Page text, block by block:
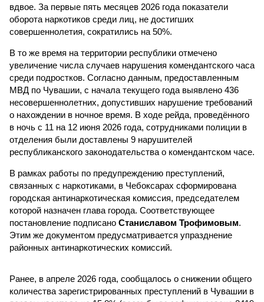
вдвое. За первые пять месяцев 2026 года показатели
оборота наркотиков среди лиц, не достигших
совершеннолетия, сократились на 50%.
В то же время на территории республики отмечено
увеличение числа случаев нарушения комендантского часа
среди подростков. Согласно данным, предоставленным
МВД по Чувашии, с начала текущего года выявлено 436
несовершеннолетних, допустивших нарушение требований
о нахождении в ночное время. В ходе рейда, проведённого
в ночь с 11 на 12 июня 2026 года, сотрудниками полиции в
отделения были доставлены 9 нарушителей
республиканского законодательства о комендантском часе.
В рамках работы по предупреждению преступлений,
связанных с наркотиками, в Чебоксарах сформирована
городская антинаркотическая комиссия, председателем
которой назначен глава города. Соответствующее
постановление подписано Станиславом Трофимовым.
Этим же документом предусматривается упразднение
районных антинаркотических комиссий.
Ранее, в апреле 2026 года, сообщалось о снижении общего
количества зарегистрированных преступлений в Чувашии в